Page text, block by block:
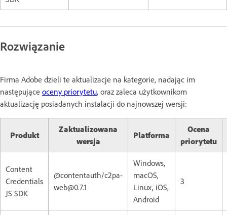
Rozwiązanie
Firma Adobe dzieli te aktualizacje na kategorie, nadając im
następujące oceny priorytetu, oraz zaleca użytkownikom
aktualizację posiadanych instalacji do najnowszej wersji:
Produkt
Zaktualizowana
wersja
Platforma
Ocena
priorytetu
Content
Credentials
JS SDK
@contentauth/c2pa-
web@0.7.1
Windows,
macOS,
Linux, iOS,
Android
3